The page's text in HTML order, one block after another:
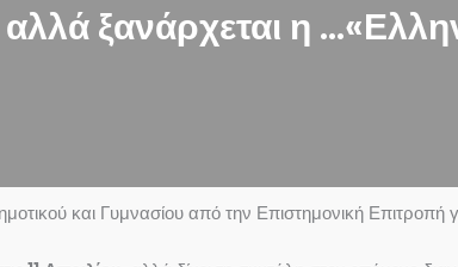
ξανάρχεται η
και Γυμνασίου από την Επιστημονική Επιτροπή